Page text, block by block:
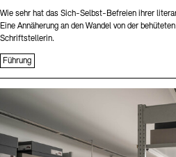
Wie sehr hat das Sich-Selbst-Befreien ihrer
Eine Annäherung an den Wandel von der
Schriftstellerin.
Führung